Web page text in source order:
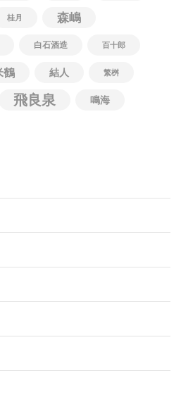
桂月 森嶋
白石酒造 百十郎
鶴 結人 繁桝
飛良泉 鳴海